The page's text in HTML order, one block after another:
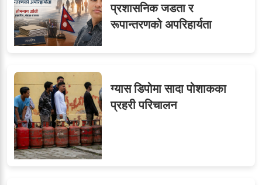
प्रशासनिक जडता र
रूपान्तरणको अपरिहार्यता
ग्यास डिपोमा सादा पोशाकका
प्रहरी परिचालन